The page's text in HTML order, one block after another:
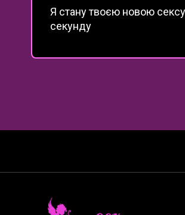
Я стану твоєю новою
секунду